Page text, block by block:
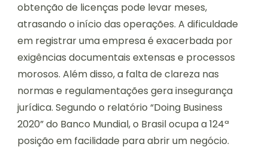
obtenção de licenças pode levar meses,
atrasando o início das operações. A dificuldade
em registrar uma empresa é exacerbada por
exigências documentais extensas e processos
morosos. Além disso, a falta de clareza nas
normas e regulamentações gera insegurança
jurídica. Segundo o relatório “Doing Business
2020” do Banco Mundial, o Brasil ocupa a 124ª
posição em facilidade para abrir um negócio.